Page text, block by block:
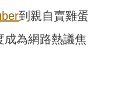
到親自賣雞蛋
成為網路熱議焦